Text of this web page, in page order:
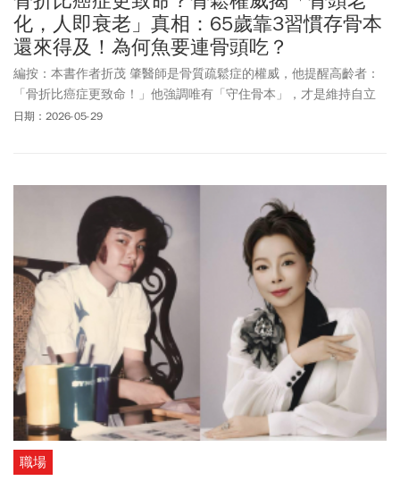
化，人即衰老」真相：65歲靠3習慣存骨本
還來得及！為何魚要連骨頭吃？
編按：本書作者折茂 肇醫師是骨質疏鬆症的權威，他提醒高齡者：
「骨折比癌症更致命！」他強調唯有「守住骨本」，才是維持自立
生活與老年尊嚴的最後一道防線。並提出簡單、全齡友善的「預防
立補鈣、運動、曬太陽與防跌倒習慣，避免老後陷入骨折、臥床與
失能的惡性循環。
日期：2026-05-29
職場